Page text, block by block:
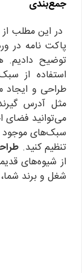
جمع‌بندی
در این مطلب از
پاکت نامه در
توضیح دادیم.
استفاده از
طراحی و
مثل آدرس
می‌توانید فضای
سبک‌های موجود
تنظیم کنید.
از شیوه‌های
شغل و برند